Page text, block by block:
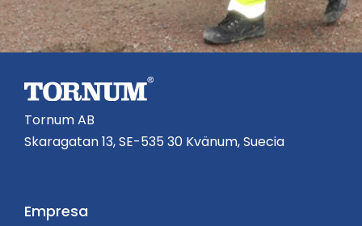
Tornum AB
Skaragatan 13, SE-535 30 Kvänum, Suecia
Empresa